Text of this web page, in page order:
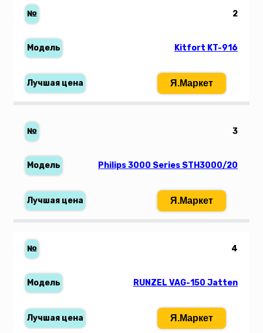
2
Kitfort KT-916
Я.Маркет
3
Philips 3000 Series STH3000/20
Я.Маркет
4
RUNZEL VAG-150 Jatten
Я.Маркет